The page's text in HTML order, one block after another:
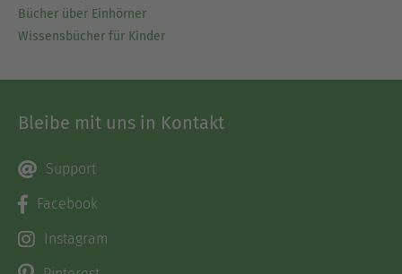
Bücher über Einhörner
Wissensbücher für Kinder
Bleibe mit uns in Kontakt
Support
Facebook
Instagram